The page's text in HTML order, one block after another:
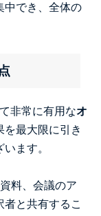
中でき、全体の
非常に有用なオ
を最大限に引き
ます。
料、会議のア
と共有するこ